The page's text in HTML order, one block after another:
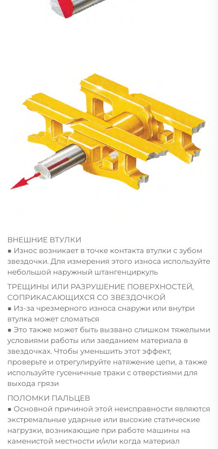
ВНЕШНИЕ ВТУЛКИ
■ Износ возникает в точке контакта втулки с зубом
звездочки. Для измерения этого износа используйте
небольшой наружный штангенциркуль
ТРЕЩИНЫ ИЛИ РАЗРУШЕНИЕ ПОВЕРХНОСТЕЙ,
СОПРИКАСАЮЩИХСЯ СО ЗВЕЗДОЧКОЙ
■ Из-за чрезмерного износа снаружи или внутри
втулка может сломаться
■ Это также может быть вызвано слишком тяжелыми
условиями работы или заеданием материала в
звездочках. Чтобы уменьшить этот эффект,
проверьте и отрегулируйте натяжение цепи, а также
используйте гусеничные траки с отверстиями для
выхода грязи
ПОЛОМКИ ПАЛЬЦЕВ
■ Основной причиной этой неисправности являются
экстремальные ударные или высокие статические
нагрузки, возникающие при работе машины на
каменистой местности и/или когда материал